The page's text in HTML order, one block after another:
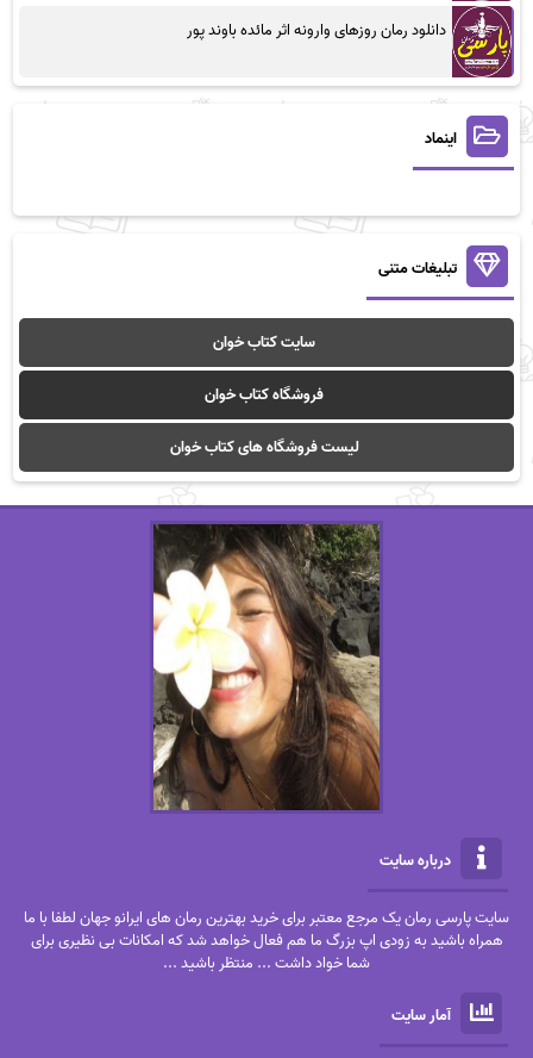
دانلود رمان روزهای وارونه اثر مائده باوند پور
اینماد
تبلیغات متنی
سایت کتاب خوان
فروشگاه کتاب خوان
لیست فروشگاه های کتاب خوان
درباره سایت
سایت پارسی رمان یک مرجع معتبر برای خرید بهترین رمان های ایرانو جهان لطفا با ما
همراه باشید به زودی اپ بزرگ ما هم فعال خواهد شد که امکانات بی نظیری برای
شما خواد داشت ... منتظر باشید ...
آمار سایت